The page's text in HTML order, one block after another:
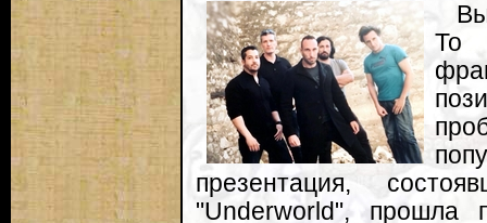
To
презентация,
"Underworld", прошла